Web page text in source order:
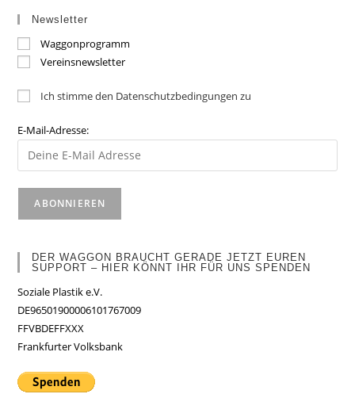
Newsletter
Waggonprogramm
Vereinsnewsletter
Ich stimme den Datenschutzbedingungen zu
E-Mail-Adresse:
DER WAGGON BRAUCHT GERADE JETZT EUREN
SUPPORT – HIER KÖNNT IHR FÜR UNS SPENDEN
Soziale Plastik e.V.
DE96501900006101767009
FFVBDEFFXXX
Frankfurter Volksbank